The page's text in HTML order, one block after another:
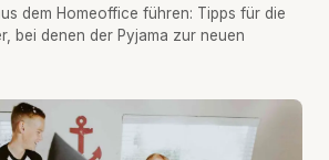
dem Homeoffice führen: Tipps für die
bei denen der Pyjama zur neuen